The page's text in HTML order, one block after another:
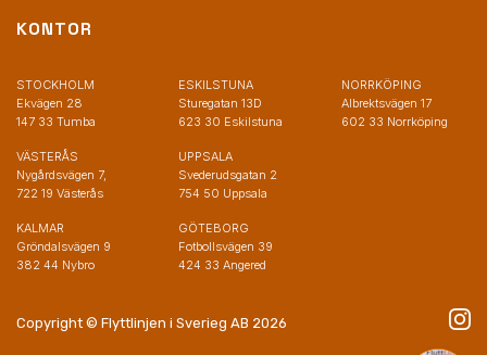
KONTOR
STOCKHOLM
Ekvägen 28
147 33 Tumba
VÄSTERÅS
Nygårdsvägen 7,
722 19 Västerås
KALMAR
Gröndalsvägen 9
382 44 Nybro
ESKILSTUNA
Sturegatan 13D
623 30 Eskilstuna
UPPSALA
Svederudsgatan 2
754 50 Uppsala
GÖTEBORG
Fotbollsvägen 39
424 33 Angered
NORRKÖPING
Albrektsvägen 17
602 33 Norrköping
Copyright © Flyttlinjen i Sverieg AB 2026